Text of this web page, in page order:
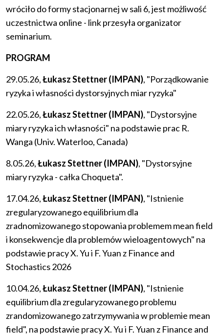
wróciło do formy stacjonarnej w sali 6, jest możliwość
uczestnictwa online - link przesyła organizator
seminarium.
PROGRAM
29.05.26,Łukasz Stettner (IMPAN), "Porządkowanie
ryzyka i własności dystorsyjnych miar ryzyka"
22.05.26,Łukasz Stettner (IMPAN), "Dystorsyjne
miary ryzyka ich własności" na podstawie prac R.
Wanga (Univ. Waterloo, Canada)
8.05.26,Łukasz Stettner (IMPAN), "Dystorsyjne
miary ryzyka - całka Choqueta".
17.04.26,Łukasz Stettner (IMPAN), "Istnienie
zregularyzowanego equilibrium dla
zradnomizowanego stopowania problemem mean field
i konsekwencje dla problemów wieloagentowych" na
podstawie pracy X. Yu i F. Yuan z Finance and
Stochastics 2026
10.04.26,Łukasz Stettner (IMPAN), "Istnienie
equilibrium dla zregularyzowanego problemu
zrandomizowanego zatrzymywania w problemie mean
field", na podstawie pracy X. Yu i F. Yuan z Finance and